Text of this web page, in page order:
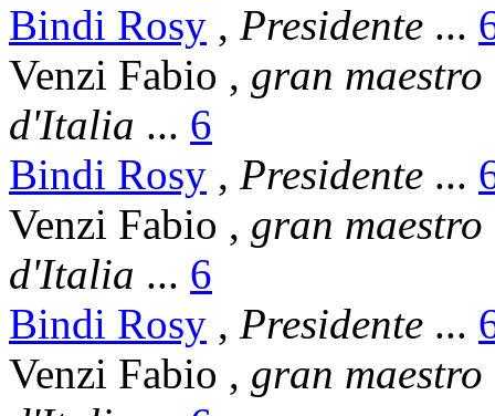
Bindi Rosy , Presidente ...
Venzi Fabio , gran
d'Italia ... 6
Bindi Rosy , Presidente ...
Venzi Fabio , gran
d'Italia ... 6
Bindi Rosy , Presidente ...
Venzi Fabio , gran